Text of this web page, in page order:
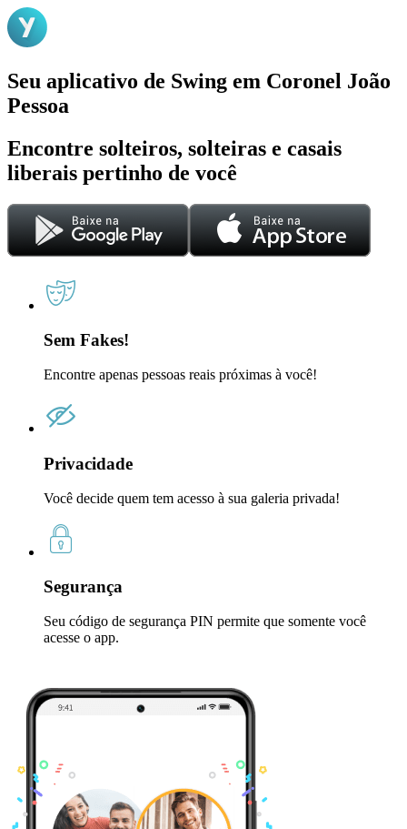
Seu aplicativo de Swing em Coronel João
Pessoa
Encontre solteiros, solteiras e casais
liberais pertinho de você
Sem Fakes!
Encontre apenas pessoas reais próximas à você!
Privacidade
Você decide quem tem acesso à sua galeria privada!
Segurança
Seu código de segurança PIN permite que somente você
acesse o app.